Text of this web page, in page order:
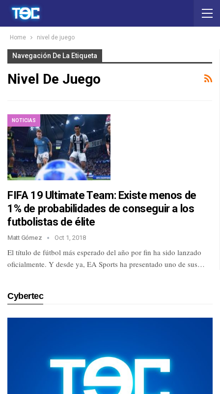
Home nivel de juego
Navegación De La Etiqueta
Nivel De Juego
NOTICIAS
FIFA 19 Ultimate Team: Existe menos de
1% de probabilidades de conseguir a los
futbolistas de élite
Matt Gómez Oct 1, 2018
El título de fútbol más esperado del año por fin ha sido lanzado
oficialmente. Y desde ya, EA Sports ha presentado uno de sus…
Cybertec